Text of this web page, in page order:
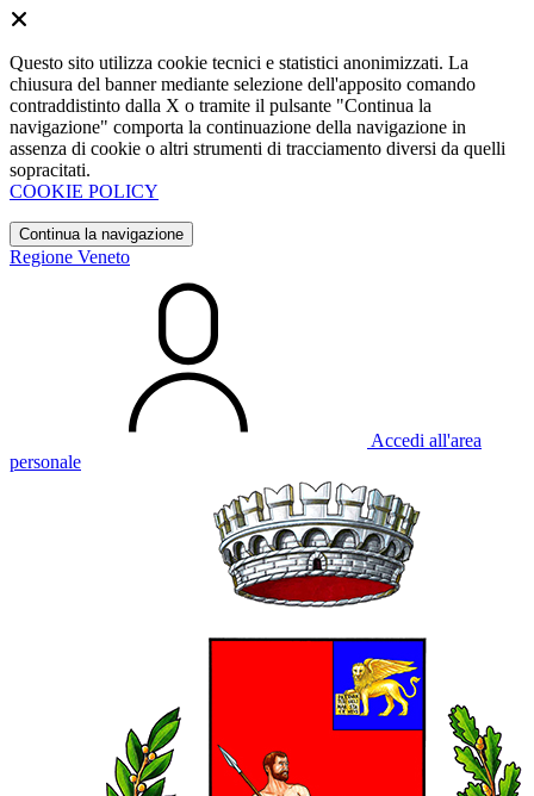
Questo sito utilizza cookie tecnici e statistici anonimizzati. La
chiusura del banner mediante selezione dell'apposito comando
contraddistinto dalla X o tramite il pulsante "Continua la
navigazione" comporta la continuazione della navigazione in
assenza di cookie o altri strumenti di tracciamento diversi da quelli
sopracitati.
COOKIE POLICY
Continua la navigazione
Regione Veneto
Accedi all'area
personale